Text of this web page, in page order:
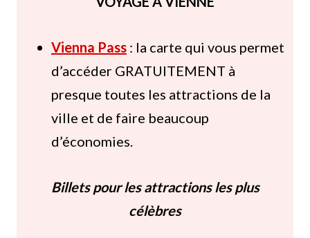
Vienna Pass : la carte qui vous permet
d’accéder GRATUITEMENT à
presque toutes les attractions de la
ville et de faire beaucoup
d’économies.
Billets pour les attractions les plus
célèbres